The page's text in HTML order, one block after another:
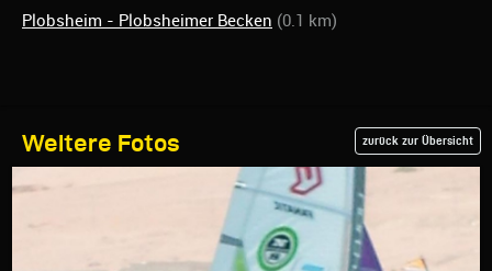
Plobsheim - Plobsheimer Becken (0.1 km)
Weitere Fotos zurück zur Übersicht